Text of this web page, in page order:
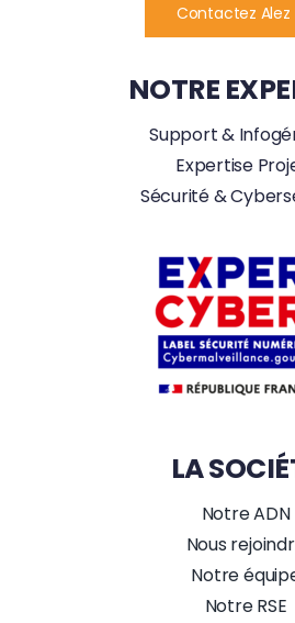
Contactez Alez
NOTRE
Support &
Expertise
Sécurité &
LA
Notre ADN
Nous
Notre
Notre RSE